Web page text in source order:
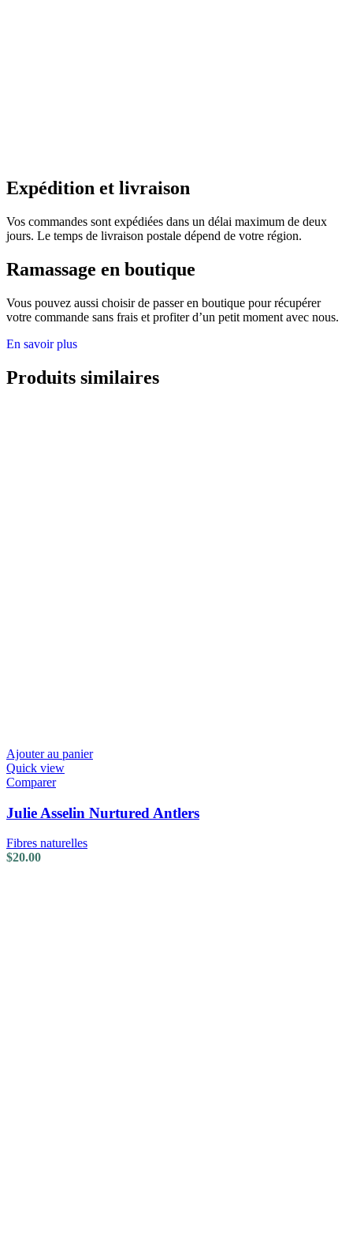
Expédition et livraison
Vos commandes sont expédiées dans un délai maximum de deux
jours. Le temps de livraison postale dépend de votre région.
Ramassage en boutique
Vous pouvez aussi choisir de passer en boutique pour récupérer
votre commande sans frais et profiter d’un petit moment avec nous.
En savoir plus
Produits similaires
Ajouter au panier
Quick view
Comparer
Julie Asselin Nurtured Antlers
Fibres naturelles
$20.00